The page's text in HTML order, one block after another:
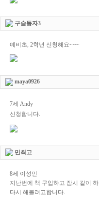
구슬동자3
예비초, 2학년 신청해요~~~
maya0926
7세 Andy
신청합니다.
민최고
8세 이성민
지난번에 책 구입하고 잠시 같이
다시 해볼려고합니다.